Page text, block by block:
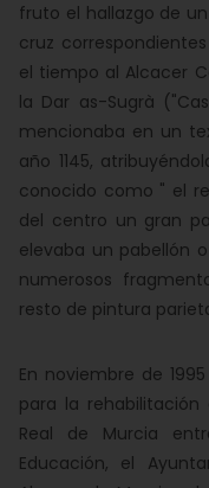
fruto el hallazgo de
cruz
el tiempo al Alcacer
la Dar as-Sugrà
mencionaba en un
año 1145,
conocido como " el
del centro un gran
elevaba un pabellón
numerosos
resto de pintura
En noviembre de
para la
Real de Murcia
Educación, el